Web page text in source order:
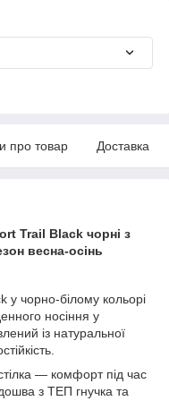
про товар Доставка
Trail Black чорні з
весна-осінь
у чорно-білому кольорі
носіння у
із натуральної
— комфорт під час
з ТЕП гнучка та